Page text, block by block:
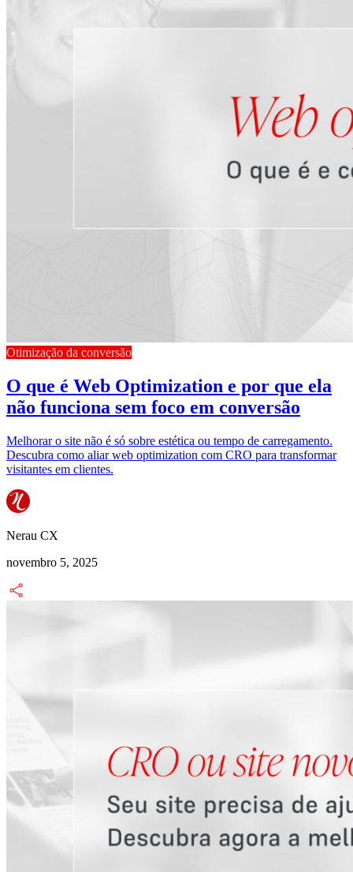
Otimização da conversão
O que é Web Optimization e por que ela
não funciona sem foco em conversão
Melhorar o site não é só sobre estética ou tempo de carregamento.
Descubra como aliar web optimization com CRO para transformar
visitantes em clientes.
Nerau CX
novembro 5, 2025